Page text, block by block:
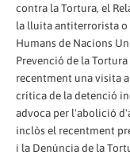
contra la Tortura, el
la lluita antiterrorista o
Humans de Nacions
Prevenció de la
recentment una visita
crítica de la detenció
advoca per l'abolició
inclòs el recentment
i la Denúncia de la